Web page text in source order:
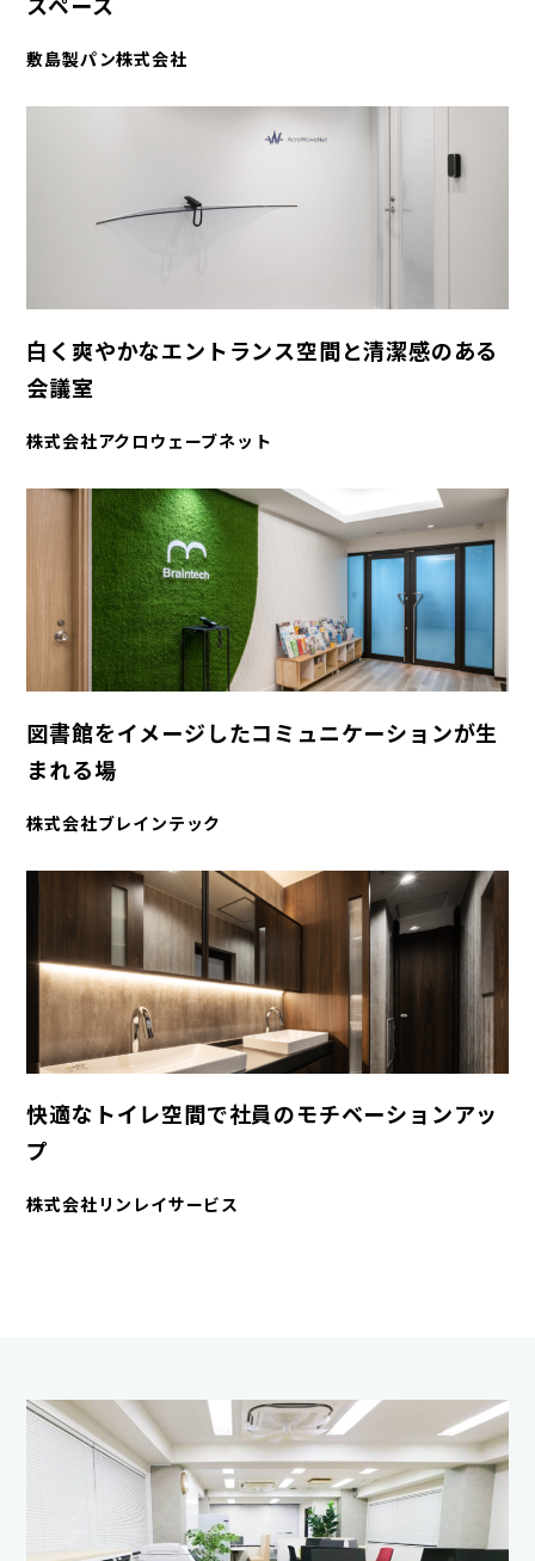
敷島製パン株式会社
白く爽やかなエントランス空間と清潔感のある
会議室
株式会社アクロウェーブネット
図書館をイメージしたコミュニケーションが生
まれる場
株式会社ブレインテック
快適なトイレ空間で社員のモチベーションアッ
プ
株式会社リンレイサービス